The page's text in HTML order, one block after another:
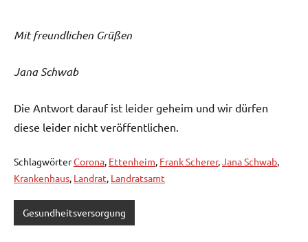
Mit freundlichen Grüßen
Jana Schwab
Die Antwort darauf ist leider geheim und wir dürfen
diese leider nicht veröffentlichen.
SchlagwörterCorona, Ettenheim, Frank Scherer,Jana Schwab,
Krankenhaus, Landrat, Landratsamt
Gesundheitsversorgung